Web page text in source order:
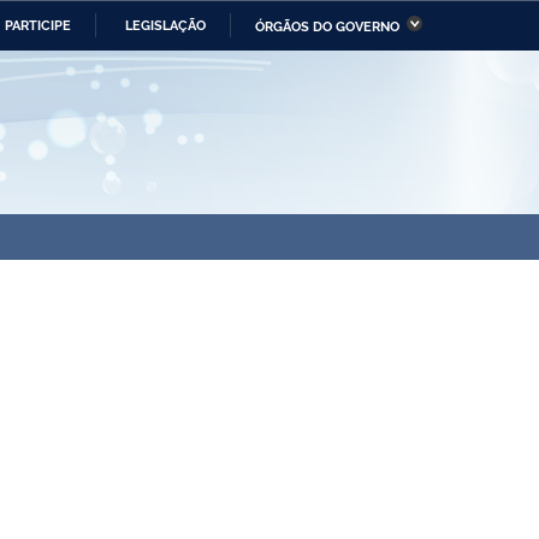
PARTICIPE LEGISLAÇÃO ÓRGÃOS DO GOVERNO
da Economia Ministério da Infraestrutura